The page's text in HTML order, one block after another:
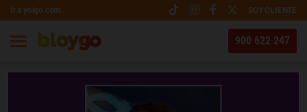
Ir a yoigo.com SOY CLIENTE
900 622 247